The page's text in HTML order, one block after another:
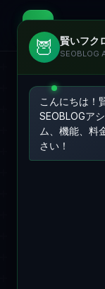
📊
🦉 賢いフク
SEOBLOG
こんにちは！
SEOBLOGア
ム、機能、料
さい！